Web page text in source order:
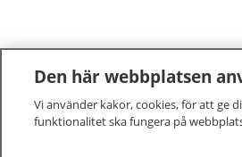
Den här webbplatsen
Vi använder kakor, cookies, för att ge
funktionalitet ska fungera på